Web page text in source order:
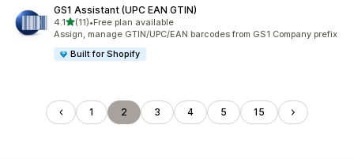
GS1 Assistant (UPC EAN GTIN)
4.15つ星中
(11)
合計レビュー数：11件
•Free plan available
Assign, manage GTIN/UPC/EAN barcodes from GS1 Company prefix
Built for Shopify
1 2 3 4 5 15